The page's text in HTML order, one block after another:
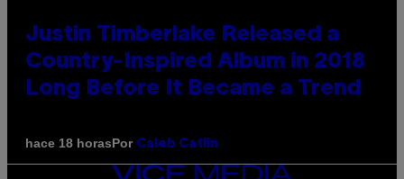
Justin Timberlake Released a
Country-Inspired Album in 2018
Long Before It Became a Trend
hace 18 horasPor Caleb Catlin
VICE